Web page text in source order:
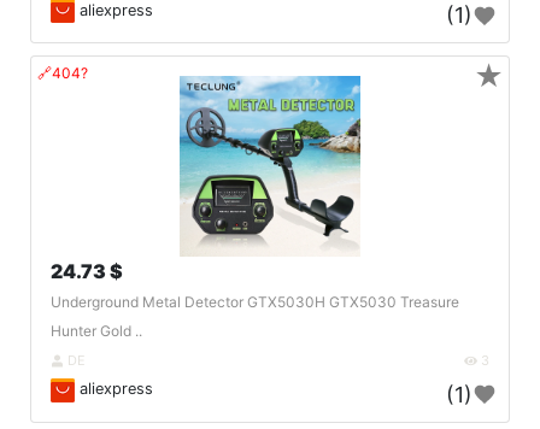
aliexpress (1)
🔗404?
24.73 $
Underground Metal Detector GTX5030H GTX5030 Treasure
Hunter Gold ..
DE 3
aliexpress (1)
★